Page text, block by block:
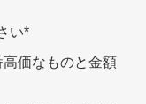
い*
価なものと金額